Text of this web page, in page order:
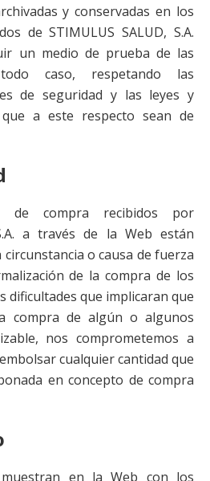
y conservadas en los
de STIMULUS SALUD, S.A.
un medio de prueba de las
caso, respetando las
de seguridad y las leyes y
a este respecto sean de
de compra recibidos por
a través de la Web están
o causa de fuerza
de la compra de los
dificultades que implicaran que
compra de algún o algunos
nos comprometemos a
cualquier cantidad que
en concepto de compra
en la Web con los